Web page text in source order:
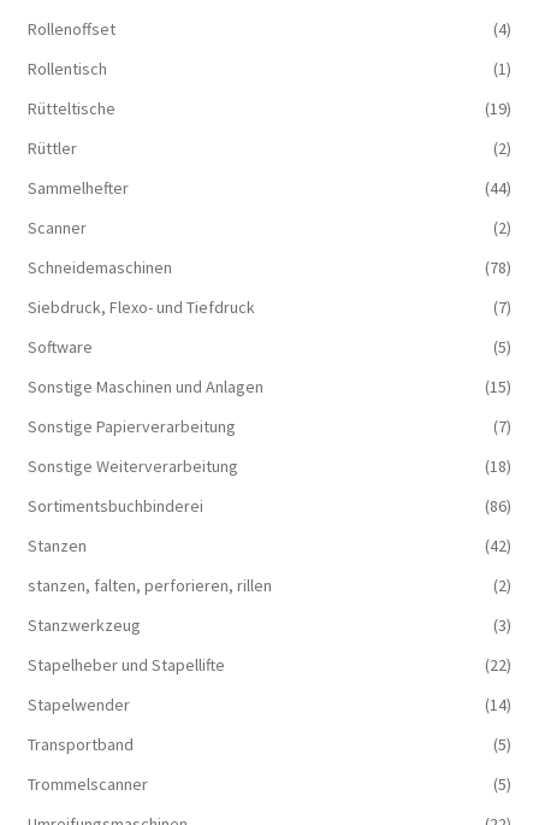
Rollenoffset
(4)
Rollentisch
(1)
Rütteltische
(19)
Rüttler
(2)
Sammelhefter
(44)
Scanner
(2)
Schneidemaschinen
(78)
Siebdruck, Flexo- und Tiefdruck
(7)
Software
(5)
Sonstige Maschinen und Anlagen
(15)
Sonstige Papierverarbeitung
(7)
Sonstige Weiterverarbeitung
(18)
Sortimentsbuchbinderei
(86)
Stanzen
(42)
stanzen, falten, perforieren, rillen
(2)
Stanzwerkzeug
(3)
Stapelheber und Stapellifte
(22)
Stapelwender
(14)
Transportband
(5)
Trommelscanner
(5)